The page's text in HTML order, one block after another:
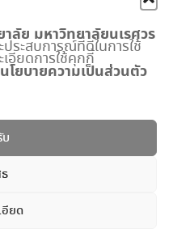
าลัย มหาวิทยาลัยนเรศวร
ระสบการณ์ที่ดีในการใช้
อียดการใช้คุกกี้
นโยบายความเป็นส่วนตัว
อียด